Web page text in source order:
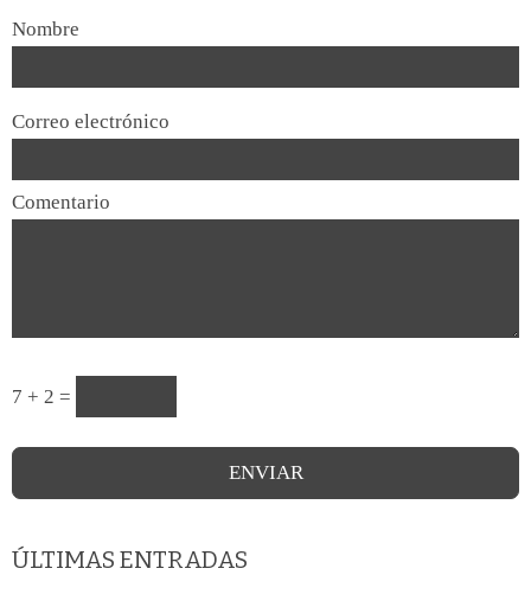
Nombre
Correo electrónico
Comentario
7 + 2 =
ÚLTIMAS ENTRADAS